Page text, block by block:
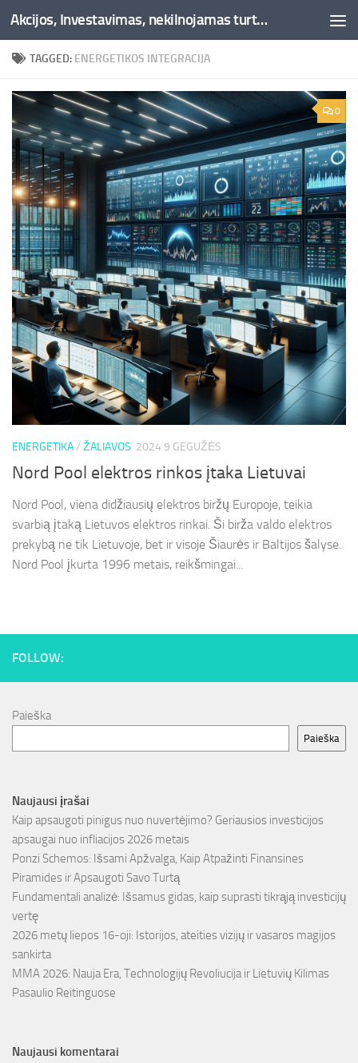
Skip to content Akcijos, Investavimas, nekilnojamas turtas, kriptovaliutos - Besociai.lt
TAGGED: ENERGETIKOS INTEGRACIJA
0
ENERGETIKA/ ŽALIAVOS 2024 9 GEGUŽĖS
Nord Pool elektros rinkos įtaka Lietuvai
Nord Pool, viena didžiausių elektros biržų Europoje, teikia
svarbią įtaką Lietuvos elektros rinkai. Ši birža valdo elektros
prekybą ne tik Lietuvoje, bet ir visoje Šiaurės ir Baltijos šalyse.
Nord Pool įkurta 1996 metais, reikšmingai...
FOLLOW:
Paieška
Paieška
Naujausi įrašai
Kaip apsaugoti pinigus nuo nuvertėjimo? Geriausios investicijos
apsaugai nuo infliacijos 2026 metais
Ponzi Schemos: Išsami Apžvalga, Kaip Atpažinti Finansines
Piramides ir Apsaugoti Savo Turtą
Fundamentali analizė: Išsamus gidas, kaip suprasti tikrąją investicijų
vertę
2026 metų liepos 16-oji: Istorijos, ateities vizijų ir vasaros magijos
sankirta
MMA 2026: Nauja Era, Technologijų Revoliucija ir Lietuvių Kilimas
Pasaulio Reitinguose
Naujausi komentarai